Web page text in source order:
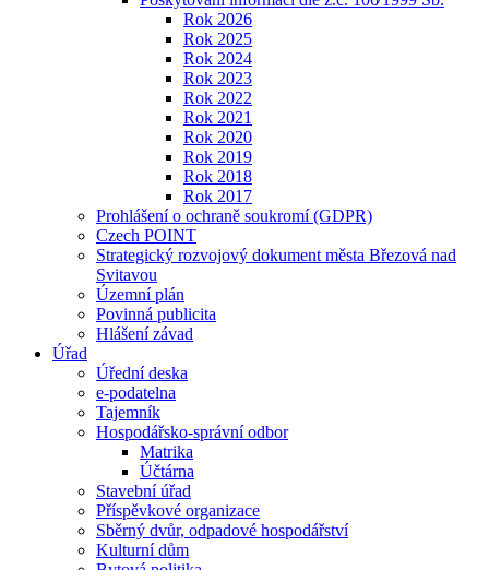
Rok 2026
Rok 2025
Rok 2024
Rok 2023
Rok 2022
Rok 2021
Rok 2020
Rok 2019
Rok 2018
Rok 2017
Prohlášení o ochraně soukromí (GDPR)
Czech POINT
Strategický rozvojový dokument města Březová nad
Svitavou
Územní plán
Povinná publicita
Hlášení závad
Úřad
Úřední deska
e-podatelna
Tajemník
Hospodářsko-správní odbor
Matrika
Účtárna
Stavební úřad
Příspěvkové organizace
Sběrný dvůr, odpadové hospodářství
Kulturní dům